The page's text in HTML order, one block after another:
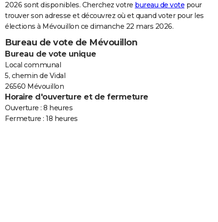
COPAINS D'AVANT
FORUM
Bricolage
Lifestyle
Culture
Sport
Auto
Television
Voyage
Cinema
2026 sont disponibles. Cherchez votre bureau de vote pour
trouver son adresse et découvrez où et quand voter pour les
élections à Mévouillon ce dimanche 22 mars 2026.
Bureau de vote de Mévouillon
Bureau de vote unique
Local communal
5, chemin de Vidal
26560 Mévouillon
Horaire d'ouverture et de fermeture
Ouverture : 8 heures
Fermeture : 18 heures